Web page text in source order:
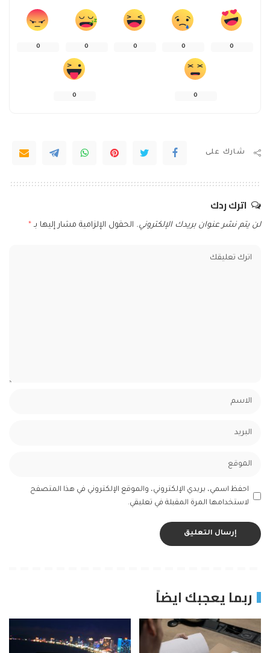
0
0
0
0
0
0
0
شارك على
اترك ردك
لن يتم نشر عنوان بريدك الإلكتروني. الحقول الإلزامية مشار إليها بـ *
احفظ اسمي، بريدي الإلكتروني، والموقع الإلكتروني في هذا المتصفح
لاستخدامها المرة المقبلة في تعليقي.
ربما يعجبك ايضاً